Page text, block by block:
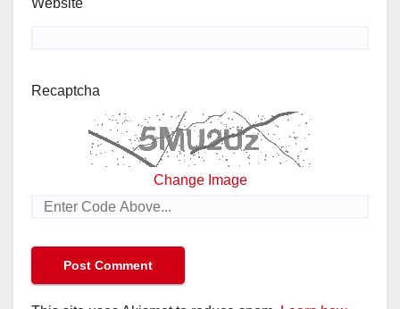
Website
Recaptcha
Change Image